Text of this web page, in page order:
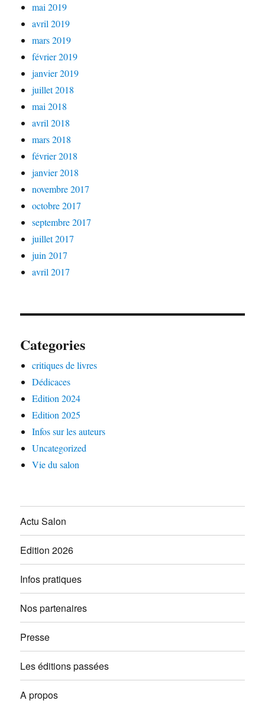
mai 2019
avril 2019
mars 2019
février 2019
janvier 2019
juillet 2018
mai 2018
avril 2018
mars 2018
février 2018
janvier 2018
novembre 2017
octobre 2017
septembre 2017
juillet 2017
juin 2017
avril 2017
Categories
critiques de livres
Dédicaces
Edition 2024
Edition 2025
Infos sur les auteurs
Uncategorized
Vie du salon
Actu Salon
Edition 2026
Infos pratiques
Nos partenaires
Presse
Les éditions passées
A propos